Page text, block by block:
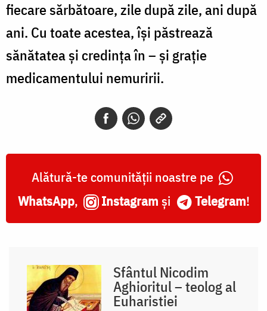
fiecare sărbătoare, zile după zile, ani după
ani. Cu toate acestea, își păstrează
sănătatea și credința în – și grație
medicamentului nemuririi.
Alătură-te comunității noastre pe
WhatsApp, Instagram și Telegram!
Sfântul Nicodim
Aghioritul – teolog al
Euharistiei